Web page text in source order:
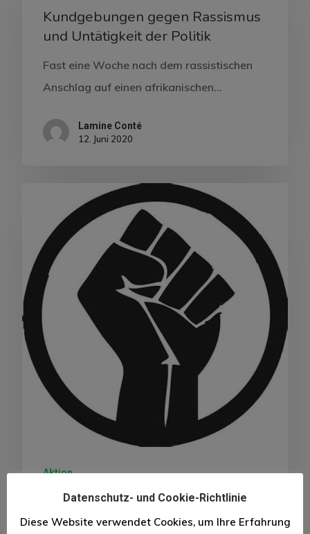
Kundgebungen gegen Rassismus
und Untätigkeit der Politik
Fast eine Woche nach dem rassistischen
Anschlag auf einen afrikanischen…
Lamine Conté
12. Juni 2020
Aktion
We; Matter: Nein zu Rassismus
Datenschutz- und Cookie-Richtlinie
Diese Website verwendet Cookies, um Ihre Erfahrung